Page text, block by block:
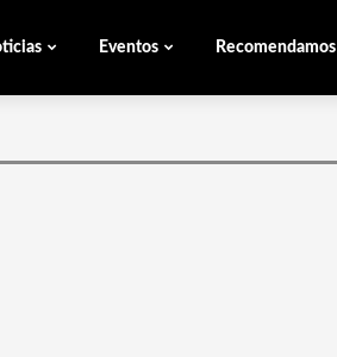
Eventos Recomendamos